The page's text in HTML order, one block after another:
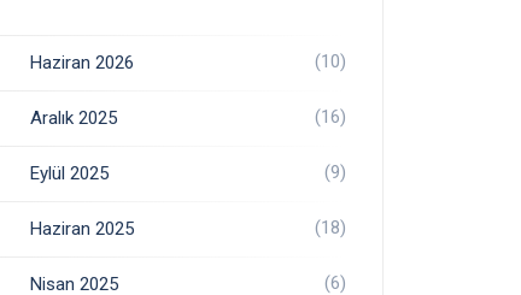
Haziran 2026 (10)
Aralık 2025 (16)
Eylül 2025 (9)
Haziran 2025 (18)
Nisan 2025 (6)